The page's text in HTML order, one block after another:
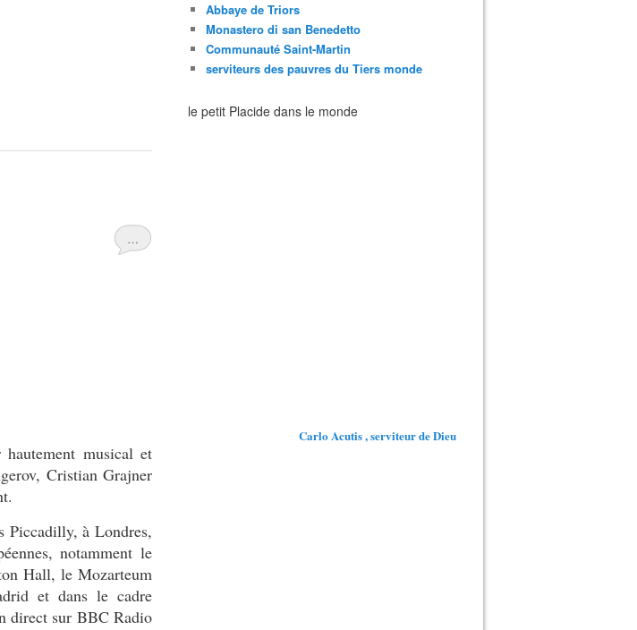
…
musical et
Cristian Grajner
Piccadilly, à Londres,
notamment le
Hall, le Mozarteum
et dans le cadre
direct sur BBC Radio
Abbaye de Triors
Monastero di san Benedetto
Communauté Saint-Martin
serviteurs des pauvres du Tiers monde
le petit Placide dans le monde
Carlo Acutis , serviteur de Dieu